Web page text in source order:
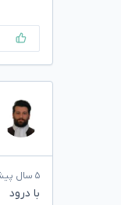
۵ سال پیش
با درود